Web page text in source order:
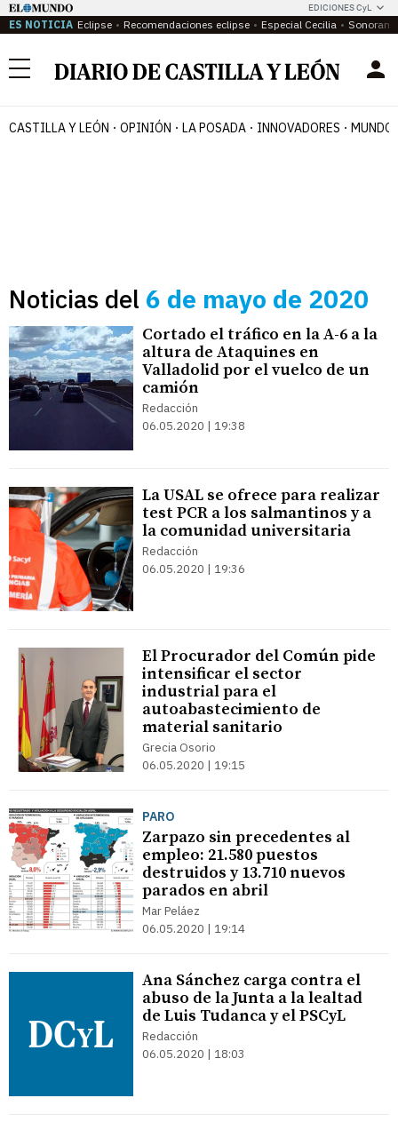
EDICIONES CyL
ES NOTICIA Eclipse Recomendaciones eclipse Especial Cecilia
Menú
CASTILLA Y LEÓN OPINIÓN LA POSADA INNOVADORES MUNDO
Noticias del 6 de mayo de 2020
Cortado el tráfico en la A-6 a la
altura de Ataquines en
Valladolid por el vuelco de un
camión
Redacción
06.05.2020 | 19:38
La USAL se ofrece para realizar
test PCR a los salmantinos y a
la comunidad universitaria
Redacción
06.05.2020 | 19:36
El Procurador del Común pide
intensificar el sector
industrial para el
autoabastecimiento de
material sanitario
Grecia Osorio
06.05.2020 | 19:15
PARO
Zarpazo sin precedentes al
empleo: 21.580 puestos
destruidos y 13.710 nuevos
parados en abril
Mar Peláez
06.05.2020 | 19:14
Ana Sánchez carga contra el
abuso de la Junta a la lealtad
de Luis Tudanca y el PSCyL
Redacción
06.05.2020 | 18:03